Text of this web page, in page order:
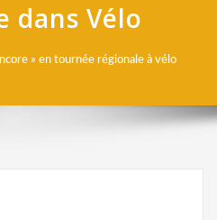
dans Vélo
» en tournée régionale à vélo